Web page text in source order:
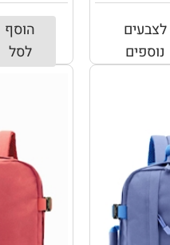
לצבעים
נוספים
הוסף
לסל